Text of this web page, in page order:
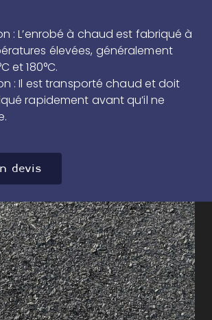
: L’enrobé à chaud est fabriqué à
élevées, généralement
et 180°C.
: Il est transporté chaud et doit
rapidement avant qu’il ne
devis